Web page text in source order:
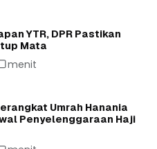
YTR, DPR Pastikan
Mata
menit
Umrah Hanania
Penyelenggaraan Haji